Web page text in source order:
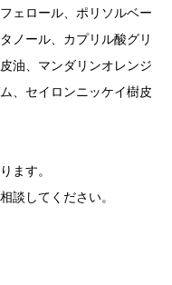
ェロール、ポリソルベー
ノール、カプリル酸グリ
油、マンダリンオレンジ
、セイロンニッケイ樹皮
ます。
談してください。